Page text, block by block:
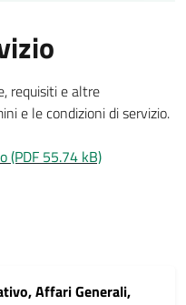
requisiti e altre
e le condizioni di servizio.
(PDF 55.74 kB)
Affari Generali,